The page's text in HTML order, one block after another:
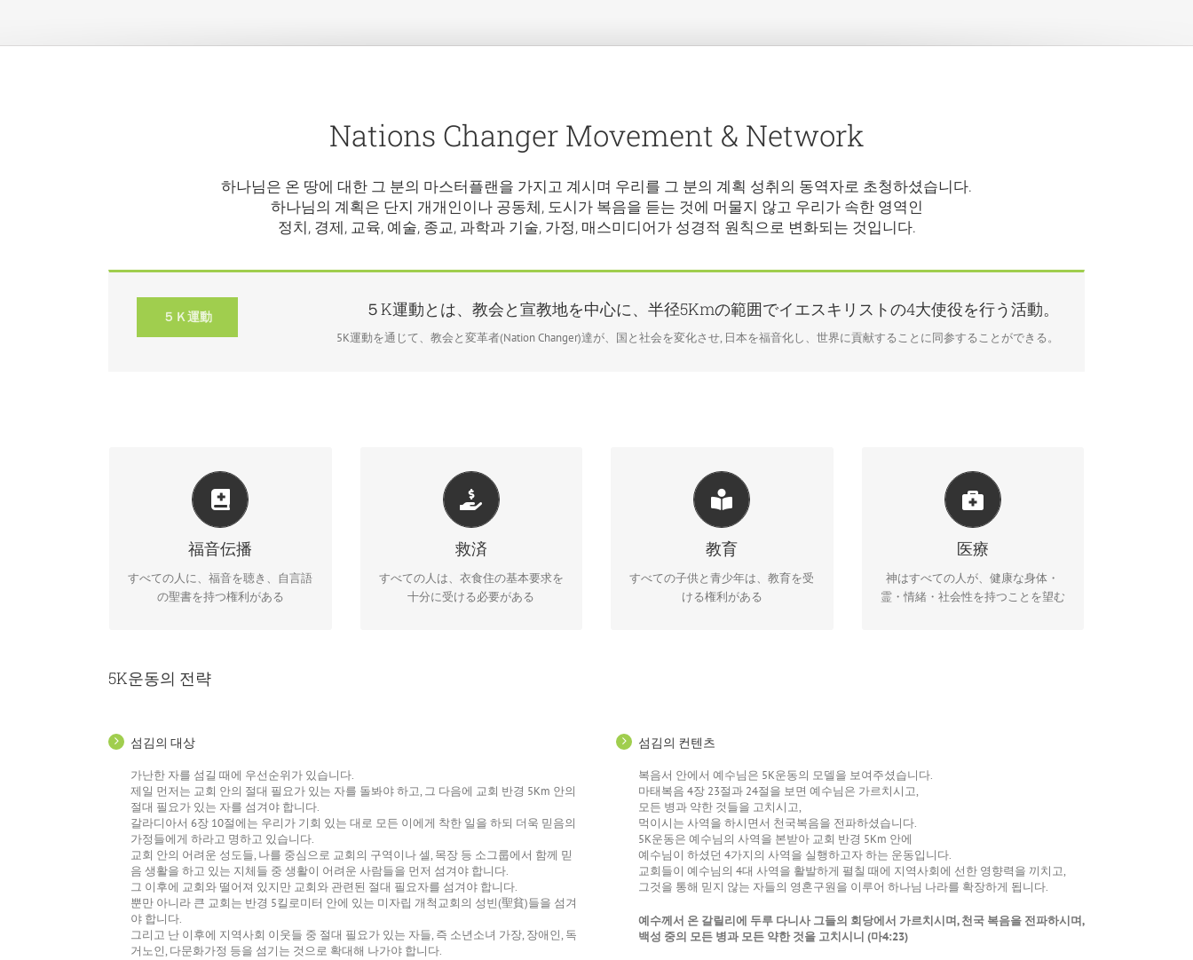
Nations Changer Movement & Network
하나님은 온 땅에 대한 그 분의 마스터플랜을 가지고 계시며 우리를 그 분의 계획 성취의 동역자로 초청하셨습니다.
하나님의 계획은 단지 개개인이나 공동체, 도시가 복음을 듣는 것에 머물지 않고 우리가 속한 영역인
정치, 경제, 교육, 예술, 종교, 과학과 기술, 가정, 매스미디어가 성경적 원칙으로 변화되는 것입니다.
５Ｋ運動 ５K運動とは、教会と宣教地を中心に、半径5Kmの範囲でイエスキリストの4大使役を行う活動。
5K運動を通じて、教会と変革者(Nation Changer)達が、国と社会を変化させ, 日本を福音化し、世界に貢献することに同参することができる。
福音伝播
すべての人に、福音を聴き、自言語
の聖書を持つ権利がある
教会は、半径5Km以内の男女老若に
福音を伝える責任がある。従って、
ネットワーク教会は 半径5Km以内
で聖書を普及し福音を伝える。
救済
すべての人は、衣食住の基本要求を
十分に受ける必要がある
ネットワーク教会は半径 5Km以内
の教会内外の貧困者のために、5kマ
ーケット等の分かち合いの活動を行
教育
すべての子供と青少年は、教育を受
ける権利がある
ネットワーク教会は、経済的な理由
で教育を受けられない子供と青少年
に、聖徒による学習支援・カウンセ
リング・学費支援等の活動を行う。
医療
神はすべての人が、健康な身体・
霊・情緒・社会性を持つことを望む
ネットワーク教会は、医療の死角地
帯の人々と連携し、医療・心理カウ
ンセリングを提供する。
5K운동의 전략
섬김의 대상
가난한 자를 섬길 때에 우선순위가 있습니다.
제일 먼저는 교회 안의 절대 필요가 있는 자를 돌봐야 하고, 그 다음에 교회 반경 5Km 안의
절대 필요가 있는 자를 섬겨야 합니다.
갈라디아서 6장 10절에는 우리가 기회 있는 대로 모든 이에게 착한 일을 하되 더욱 믿음의
가정들에게 하라고 명하고 있습니다.
교회 안의 어려운 성도들, 나를 중심으로 교회의 구역이나 셀, 목장 등 소그룹에서 함께 믿
음 생활을 하고 있는 지체들 중 생활이 어려운 사람들을 먼저 섬겨야 합니다.
그 이후에 교회와 떨어져 있지만 교회와 관련된 절대 필요자를 섬겨야 합니다.
뿐만 아니라 큰 교회는 반경 5킬로미터 안에 있는 미자립 개척교회의 성빈(聖貧)들을 섬겨
야 합니다.
그리고 난 이후에 지역사회 이웃들 중 절대 필요가 있는 자들, 즉 소년소녀 가장, 장애인, 독
거노인, 다문화가정 등을 섬기는 것으로 확대해 나가야 합니다.
섬김의 컨텐츠
복음서 안에서 예수님은 5K운동의 모델을 보여주셨습니다.
마태복음 4장 23절과 24절을 보면 예수님은 가르치시고,
모든 병과 약한 것들을 고치시고,
먹이시는 사역을 하시면서 천국복음을 전파하셨습니다.
5K운동은 예수님의 사역을 본받아 교회 반경 5Km 안에
예수님이 하셨던 4가지의 사역을 실행하고자 하는 운동입니다.
교회들이 예수님의 4대 사역을 활발하게 펼칠 때에 지역사회에 선한 영향력을 끼치고,
그것을 통해 믿지 않는 자들의 영혼구원을 이루어 하나님 나라를 확장하게 됩니다.
예수께서 온 갈릴리에 두루 다니사 그들의 회당에서 가르치시며, 천국 복음을 전파하시며,
백성 중의 모든 병과 모든 약한 것을 고치시니 (마4:23)